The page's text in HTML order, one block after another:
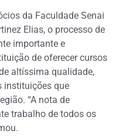
da Faculdade Senai
Elias, o processo de
importante e
de oferecer cursos
altíssima qualidade,
instituições que
“A nota de
trabalho de todos os